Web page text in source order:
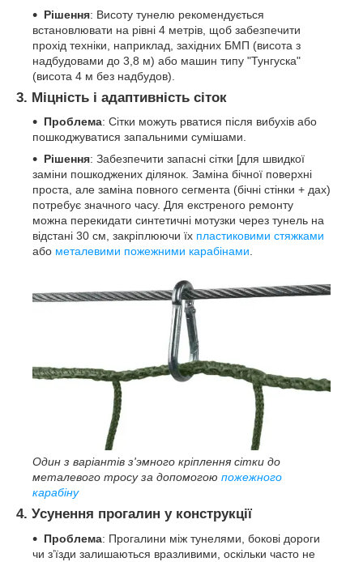
Рішення: Висоту тунелю рекомендується
встановлювати на рівні 4 метрів, щоб забезпечити
прохід техніки, наприклад, західних БМП (висота з
надбудовами до 3,8 м) або машин типу "Тунгуска"
(висота 4 м без надбудов).
3. Міцність і адаптивність сіток
Проблема: Сітки можуть рватися після вибухів або
пошкоджуватися запальними сумішами.
Рішення: Забезпечити запасні сітки [для швидкої
заміни пошкоджених ділянок. Заміна бічної поверхні
проста, але заміна повного сегмента (бічні стінки + дах)
потребує значного часу. Для екстреного ремонту
можна перекидати синтетичні мотузки через тунель на
відстані 30 см, закріплюючи їх пластиковими стяжками
або металевими пожежними карабінами.
Один з варіантів з'эмного кріплення сітки до
металевого тросу за допомогою пожежного
карабіну
4. Усунення прогалин у конструкції
Проблема: Прогалини між тунелями, бокові дороги
чи з’їзди залишаються вразливими, оскільки часто не